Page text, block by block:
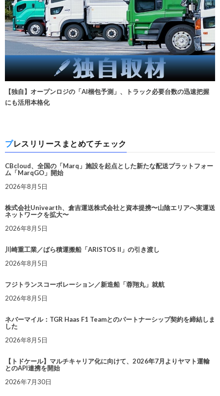
【独自】オープンロジの「AI梱包予測」、トラック必要台数の迅速把握
にも活用本格化
プレスリリースまとめてチェック
CBcloud、全国の「Marq」施設を起点とした新たな配送プラットフォー
ム「MarqGO」開始
2026年8月5日
株式会社Univearth、倉吉運送株式会社と資本提携〜山陰エリアへ実運送
ネットワークを拡大〜
2026年8月5日
川崎重工業／ばら積運搬船「ARISTOS II」の引き渡し
2026年8月5日
フジトランスコーポレーション／新造船「蓉翔丸」就航
2026年8月5日
ネバーマイル：TGR Haas F1 Teamとのパートナーシップ契約を締結しま
した
2026年8月5日
【トドケール】マルチキャリア化に向けて、2026年7月よりヤマト運輸
とのAPI連携を開始
2026年7月30日